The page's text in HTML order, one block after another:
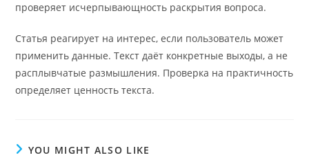
проверяет исчерпывающность раскрытия вопроса.
Статья реагирует на интерес, если пользователь может
применить данные. Текст даёт конкретные выходы, а не
расплывчатые размышления. Проверка на практичность
определяет ценность текста.
YOU MIGHT ALSO LIKE